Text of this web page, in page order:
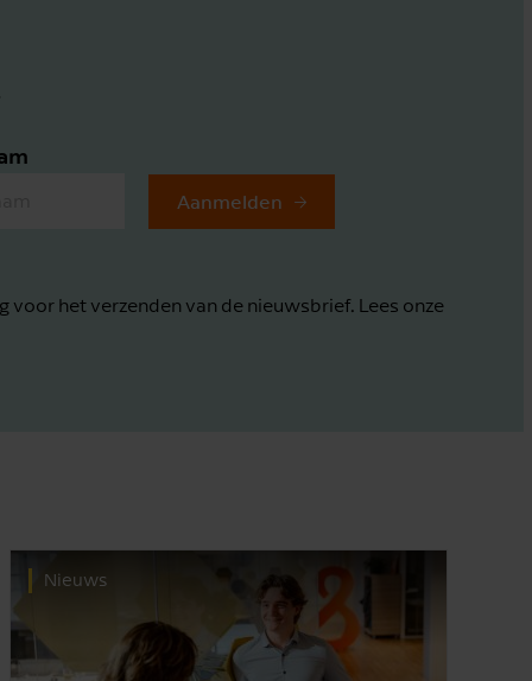
Aanmelden
voor het verzenden van de nieuwsbrief. Lees onze
Nieuws